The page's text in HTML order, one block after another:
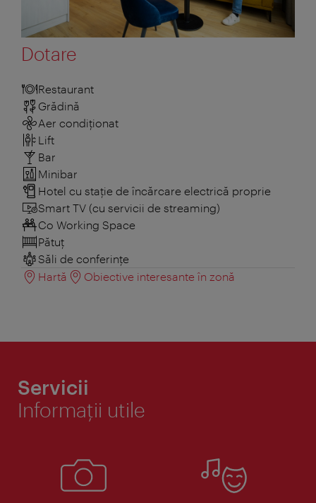
Dotare
Restaurant
Grădină
Aer condiționat
Lift
Bar
Minibar
Hotel cu stație de încărcare electrică proprie
Smart TV (cu servicii de streaming)
Co Working Space
Pătuţ
Săli de conferințe
Hartă
Obiective interesante în zonă
Servicii
Informaţii utile